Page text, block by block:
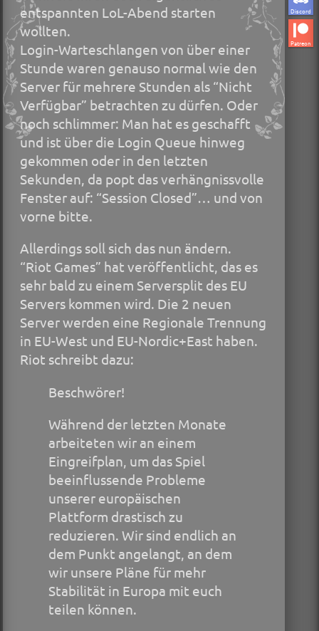
Discord
Patreon
entspannten LoL-Abend starten
wollten.
Login-Warteschlangen von über einer
Stunde waren genauso normal wie den
Server für mehrere Stunden als “Nicht
Verfügbar” betrachten zu dürfen. Oder
noch schlimmer: Man hat es geschafft
und ist über die Login Queue hinweg
gekommen oder in den letzten
Sekunden, da popt das verhängnissvolle
Fenster auf: “Session Closed”… und von
vorne bitte.
Allerdings soll sich das nun ändern.
“Riot Games” hat veröffentlicht, das es
sehr bald zu einem Serversplit des EU
Servers kommen wird. Die 2 neuen
Server werden eine Regionale Trennung
in EU-West und EU-Nordic+East haben.
Riot schreibt dazu:
Beschwörer!
Während der letzten Monate
arbeiteten wir an einem
Eingreifplan, um das Spiel
beeinflussende Probleme
unserer europäischen
Plattform drastisch zu
reduzieren. Wir sind endlich an
dem Punkt angelangt, an dem
wir unsere Pläne für mehr
Stabilität in Europa mit euch
teilen können.